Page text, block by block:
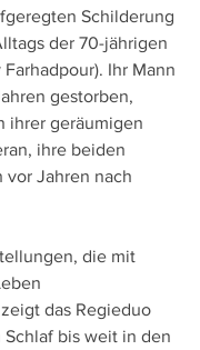
Schilderung
der 70-jährigen
Ihr Mann
gestorben,
ihrer geräumigen
ihre beiden
vor Jahren nach
die mit
das Regieduo
bis weit in den